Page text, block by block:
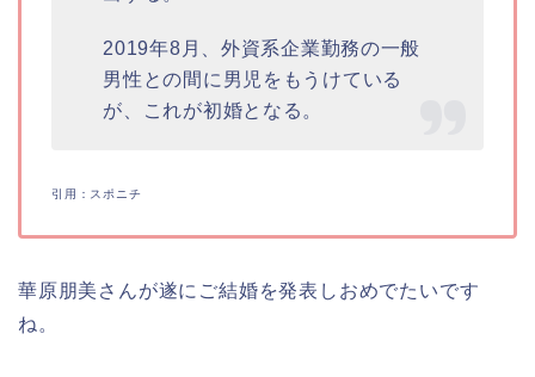
2019年8月、外資系企業勤務の一般
男性との間に男児をもうけている
が、これが初婚となる。
引用：スポニチ
華原朋美さんが遂にご結婚を発表しおめでたいです
ね。